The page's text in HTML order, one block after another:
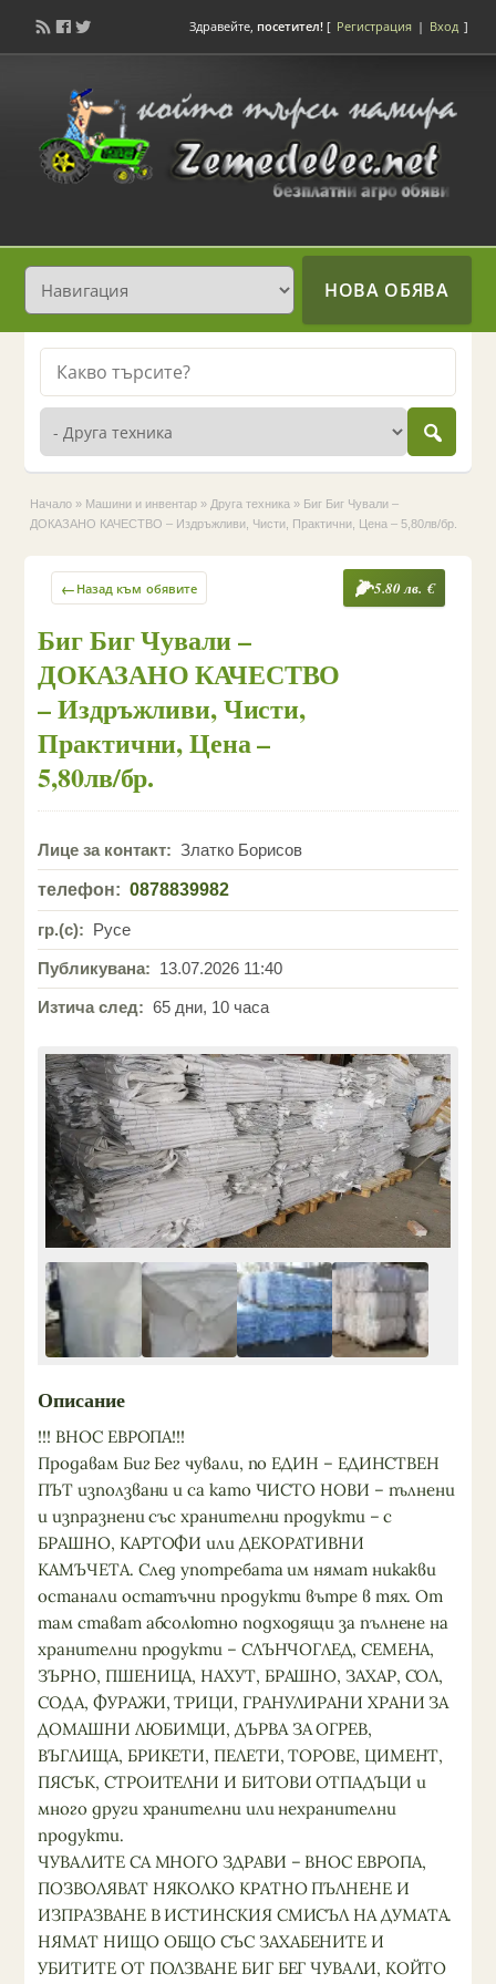
Здравейте, посетител! [ Регистрация | Вход ]
НОВА ОБЯВА
Начало » Машини и инвентар » Друга техника » Биг Биг Чували –
ДОКАЗАНО КАЧЕСТВО – Издръжливи, Чисти, Практични, Цена – 5,80лв/бр.
← Назад към обявите 5.80 лв. €
Биг Биг Чували –
ДОКАЗАНО КАЧЕСТВО
– Издръжливи, Чисти,
Практични, Цена –
5,80лв/бр.
Лице за контакт: Златко Борисов
телефон: 0878839982
гр.(с): Русе
Публикувана: 13.07.2026 11:40
Изтича след: 65 дни, 10 часа
Описание
!!! ВНОС ЕВРОПА!!!
Продавам Биг Бег чували, по ЕДИН – ЕДИНСТВЕН
ПЪТ използвани и са като ЧИСТО НОВИ – пълнени
и изпразнени със хранителни продукти – с
БРАШНО, КАРТОФИ или ДЕКОРАТИВНИ
КАМЪЧЕТА. След употребата им нямат никакви
останали остатъчни продукти вътре в тях. От
там стават абсолютно подходящи за пълнене на
хранителни продукти – СЛЪНЧОГЛЕД, СЕМЕНА,
ЗЪРНО, ПШЕНИЦА, НАХУТ, БРАШНО, ЗАХАР, СОЛ,
СОДА, ФУРАЖИ, ТРИЦИ, ГРАНУЛИРАНИ ХРАНИ ЗА
ДОМАШНИ ЛЮБИМЦИ, ДЪРВА ЗА ОГРЕВ,
ВЪГЛИЩА, БРИКЕТИ, ПЕЛЕТИ, ТОРОВЕ, ЦИМЕНТ,
ПЯСЪК, СТРОИТЕЛНИ И БИТОВИ ОТПАДЪЦИ и
много други хранителни или нехранителни
продукти.
ЧУВАЛИТЕ СА МНОГО ЗДРАВИ – ВНОС ЕВРОПА,
ПОЗВОЛЯВАТ НЯКОЛКО КРАТНО ПЪЛНЕНЕ И
ИЗПРАЗВАНЕ В ИСТИНСКИЯ СМИСЪЛ НА ДУМАТА.
НЯМАТ НИЩО ОБЩО СЪС ЗАХАБЕНИТЕ И
УБИТИТЕ ОТ ПОЛЗВАНЕ БИГ БЕГ ЧУВАЛИ, КОЙТО